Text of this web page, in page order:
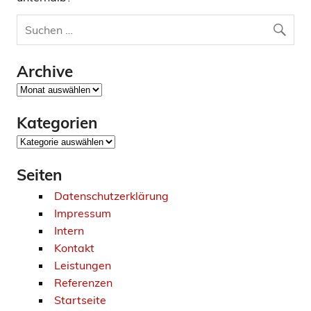
Archive
Archive
Kategorien
Kategorien
Seiten
Datenschutzerklärung
Impressum
Intern
Kontakt
Leistungen
Referenzen
Startseite